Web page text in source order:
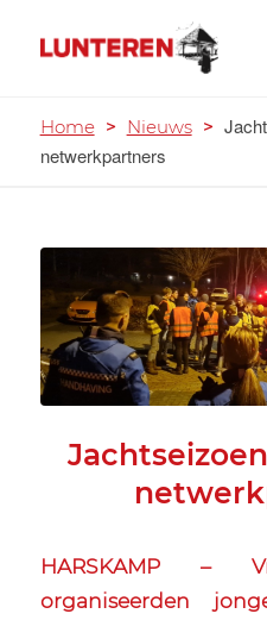
Home > Nieuws >
netwerkpartners
HARSKAMP –
organiseerden